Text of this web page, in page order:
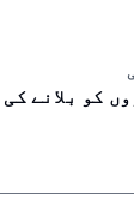
کو بلانے